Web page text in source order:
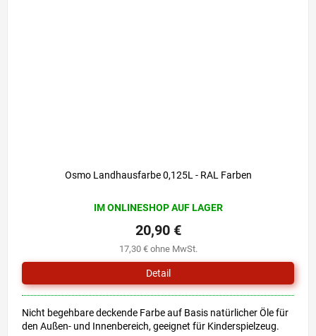
Osmo Landhausfarbe 0,125L - RAL Farben
IM ONLINESHOP AUF LAGER
17,30 € ohne MwSt.
20,90 €
Detail
Nicht begehbare deckende Farbe auf Basis natürlicher Öle für
den Außen- und Innenbereich, geeignet für Kinderspielzeug.